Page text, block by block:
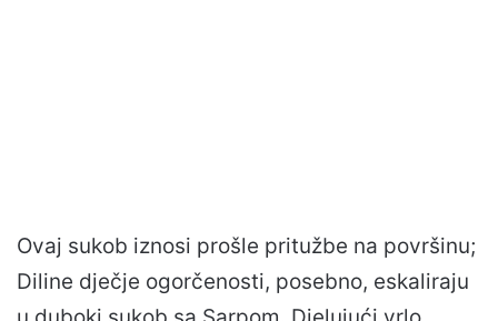
Ovaj sukob iznosi prošle pritužbe na površinu;
Diline dječje ogorčenosti, posebno, eskaliraju